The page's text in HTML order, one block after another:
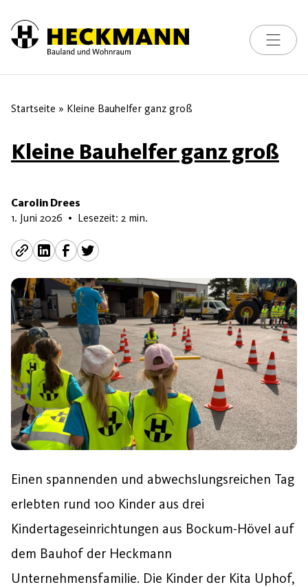
Skip to content
Toggle
Startseite » Kleine Bauhelfer ganz groß
Kleine Bauhelfer ganz groß
Carolin Drees
1. Juni 2026 3. Juni 2026
• Lesezeit: 2 min.
Einen spannenden und abwechslungsreichen Tag
erlebten rund 100 Kinder aus drei
Kindertageseinrichtungen aus Bockum-Hövel auf
dem Bauhof der Heckmann
Unternehmensfamilie. Die Kinder der Kita Uphof,